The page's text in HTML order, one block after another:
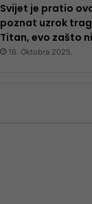
Svijet je pratio
poznat uzrok
Titan, evo zašto
16. Oktobra 2025.